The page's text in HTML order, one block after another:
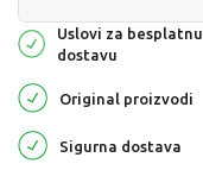
Uslovi za besplatnu
dostavu
Original proizvodi
Sigurna dostava